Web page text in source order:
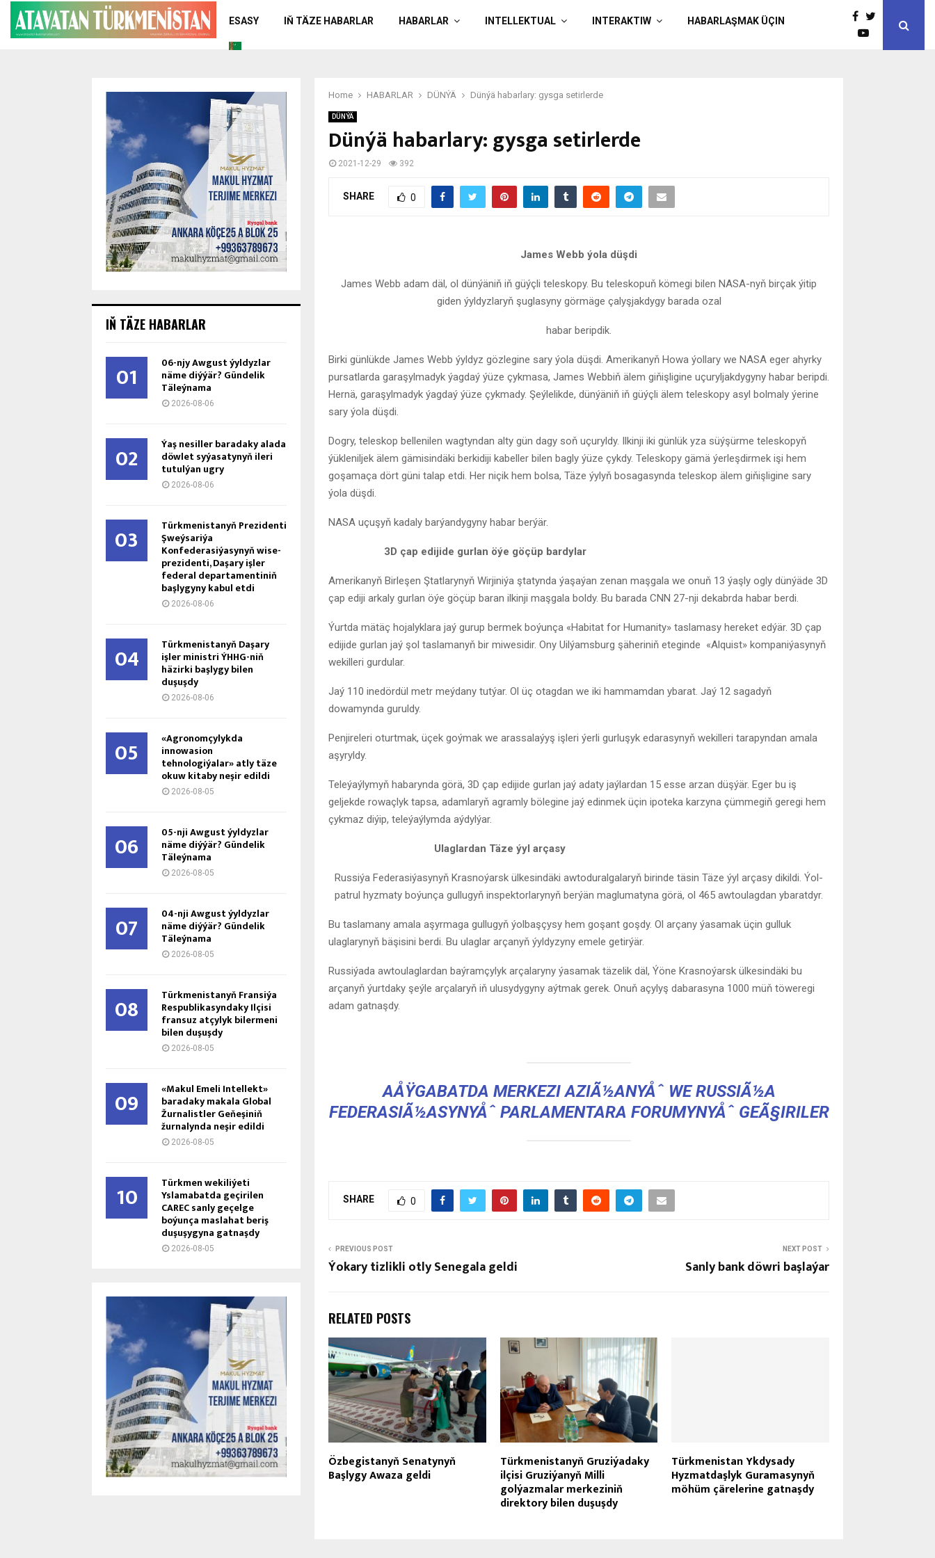
ESASY IŇ TÄZE HABARLAR HABARLAR INTELLEKTUAL INTERAKTIW HABARLAŞMAK ÜÇIN
Home HABARLAR DÜNÝÄ Dünýä habarlary: gysga setirlerde
DÜNÝÄ
Dünýä habarlary: gysga setirlerde
2021-12-29 392
SHARE 0
James Webb ýola düşdi
James Webb adam däl, ol dünýäniň iň güýçli teleskopy. Bu teleskopuň kömegi bilen NASA-nyň birçak ýitip
giden ýyldyzlaryň şuglasyny görmäge çalyşjakdygy barada ozal
habar beripdik.
Birki günlükde James Webb ýyldyz gözlegine sary ýola düşdi. Amerikanyň Howa ýollary we NASA eger ahyrky
pursatlarda garaşylmadyk ýagdaý ýüze çykmasa, James Webbiň älem giňişligine uçuryljakdygyny habar beripdi.
Hernä, garaşylmadyk ýagdaý ýüze çykmady. Şeýlelikde, dünýäniň iň güýçli älem teleskopy asyl bolmaly ýerine
sary ýola düşdi.
Dogry, teleskop bellenilen wagtyndan alty gün dagy soň uçuryldy. Ilkinji iki günlük yza süýşürme teleskopyň
ýükleniljek älem gämisindäki berkidiji kabeller bilen bagly ýüze çykdy. Teleskopy gämä ýerleşdirmek işi hem
goşamaça dört güni talap etdi. Her niçik hem bolsa, Täze ýylyň bosagasynda teleskop älem giňişligine sary
ýola düşdi.
NASA uçuşyň kadaly barýandygyny habar berýär.
3D çap edijide gurlan öýe göçüp bardylar
Amerikanyň Birleşen Ştatlarynyň Wirjiniýa ştatynda ýaşaýan zenan maşgala we onuň 13 ýaşly ogly dünýäde 3D
çap ediji arkaly gurlan öýe göçüp baran ilkinji maşgala boldy. Bu barada CNN 27-nji dekabrda habar berdi.
Ýurtda mätäç hojalyklara jaý gurup bermek boýunça «Habitat for Humanity» taslamasy hereket edýär. 3D çap
edijide gurlan jaý şol taslamanyň bir miwesidir. Ony Uilýamsburg şäheriniň eteginde «Alquist» kompaniýasynyň
wekilleri gurdular.
Jaý 110 inedördül metr meýdany tutýar. Ol üç otagdan we iki hammamdan ybarat. Jaý 12 sagadyň
dowamynda guruldy.
Penjireleri oturtmak, üçek goýmak we arassalaýyş işleri ýerli gurluşyk edarasynyň wekilleri tarapyndan amala
aşyryldy.
Teleýaýlymyň habarynda görä, 3D çap edijide gurlan jaý adaty jaýlardan 15 esse arzan düşýär. Eger bu iş
geljekde rowaçlyk tapsa, adamlaryň agramly bölegine jaý edinmek üçin ipoteka karzyna çümmegiň geregi hem
çykmaz diýip, teleýaýlymda aýdylýar.
Ulaglardan Täze ýyl arçasy
Russiýa Federasiýasynyň Krasnoýarsk ülkesindäki awtoduralgalaryň birinde täsin Täze ýyl arçasy dikildi. Ýol-
patrul hyzmaty boýunça gullugyň inspektorlarynyň berýän maglumatyna görä, ol 465 awtoulagdan ybaratdyr.
Bu taslamany amala aşyrmaga gullugyň ýolbaşçysy hem goşant goşdy. Ol arçany ýasamak üçin gulluk
ulaglarynyň bäşisini berdi. Bu ulaglar arçanyň ýyldyzyny emele getirýär.
Russiýada awtoulaglardan baýramçylyk arçalaryny ýasamak täzelik däl, Ýöne Krasnoýarsk ülkesindäki bu
arçanyň ýurtdaky şeýle arçalaryň iň ulusydygyny aýtmak gerek. Onuň açylyş dabarasyna 1000 müň töweregi
adam gatnaşdy.
AÅŸGABATDA MERKEZI AZIÃ½ANYÅˆ WE RUSSIÃ½A
FEDERASIÃ½ASYNYÅˆ PARLAMENTARA FORUMYNYÅˆ GEÃ§IRILER
SHARE 0
PREVIOUS POST
Ýokary tizlikli otly Senegala geldi
NEXT POST
Sanly bank döwri başlaýar
RELATED POSTS
Özbegistanyň Senatynyň
Başlygy Awaza geldi
Türkmenistanyň Gruziýadaky
ilçisi Gruziýanyň Milli
golýazmalar merkeziniň
direktory bilen duşuşdy
Türkmenistan Ykdysady
Hyzmatdaşlyk Guramasynyň
möhüm çärelerine gatnaşdy
IŇ TÄZE HABARLAR
01 06-njy Awgust ýyldyzlar
näme diýýär? Gündelik
Täleýnama
2026-08-06
02 Ýaş ne­sil­ler ba­ra­da­ky ala­da
döw­let sy­ýa­sa­ty­nyň ile­ri
tu­tul­ýan ug­ry
2026-08-06
03 Türkmenistanyň Prezidenti
Şweýsariýa
Konfederasiýasynyň wise-
prezidenti, Daşary işler
federal departamentiniň
başlygyny kabul etdi
2026-08-06
04 Türkmenistanyň Daşary
işler ministri ÝHHG-niň
häzirki başlygy bilen
duşuşdy
2026-08-06
05 «Agronomçylykda
innowasion
tehnologiýalar» atly täze
okuw kitaby neşir edildi
2026-08-05
06 05-nji Awgust ýyldyzlar
näme diýýär? Gündelik
Täleýnama
2026-08-05
07 04-nji Awgust ýyldyzlar
näme diýýär? Gündelik
Täleýnama
2026-08-05
08 Türkmenistanyň Fransiýa
Respublikasyndaky Ilçisi
fransuz atçylyk bilermeni
bilen duşuşdy
2026-08-05
09 «Makul Emeli Intellekt»
baradaky makala Global
Žurnalistler Geňeşiniň
žurnalynda neşir edildi
2026-08-05
10 Türkmen wekiliýeti
Yslamabatda geçirilen
CAREC sanly geçelge
boýunça maslahat beriş
duşuşygyna gatnaşdy
2026-08-05